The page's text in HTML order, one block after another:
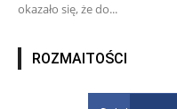
okazało się, że do...
ROZMAITOŚCI